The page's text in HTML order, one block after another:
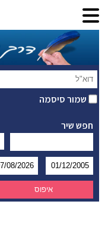
שמור סיסמה
חפש שיר